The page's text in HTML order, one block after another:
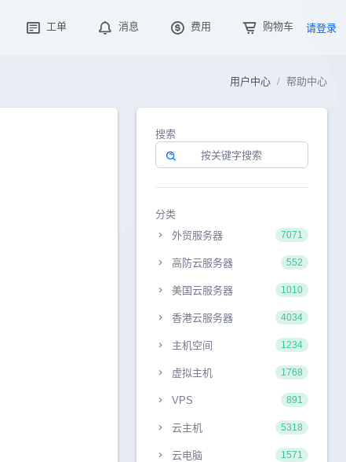
工单 消息 费用 购物车 请登录
用户中心 帮助中心
搜索
分类
外贸服务器
7071
高防云服务器 552
美国云服务器 1010
香港云服务器 4034
主机空间 1234
虚拟主机 1768
VPS 891
云主机 5318
云电脑 1571